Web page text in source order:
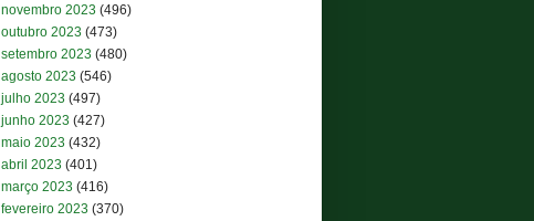
novembro 2023 (496)
outubro 2023 (473)
setembro 2023 (480)
agosto 2023 (546)
julho 2023 (497)
junho 2023 (427)
maio 2023 (432)
abril 2023 (401)
março 2023 (416)
fevereiro 2023 (370)